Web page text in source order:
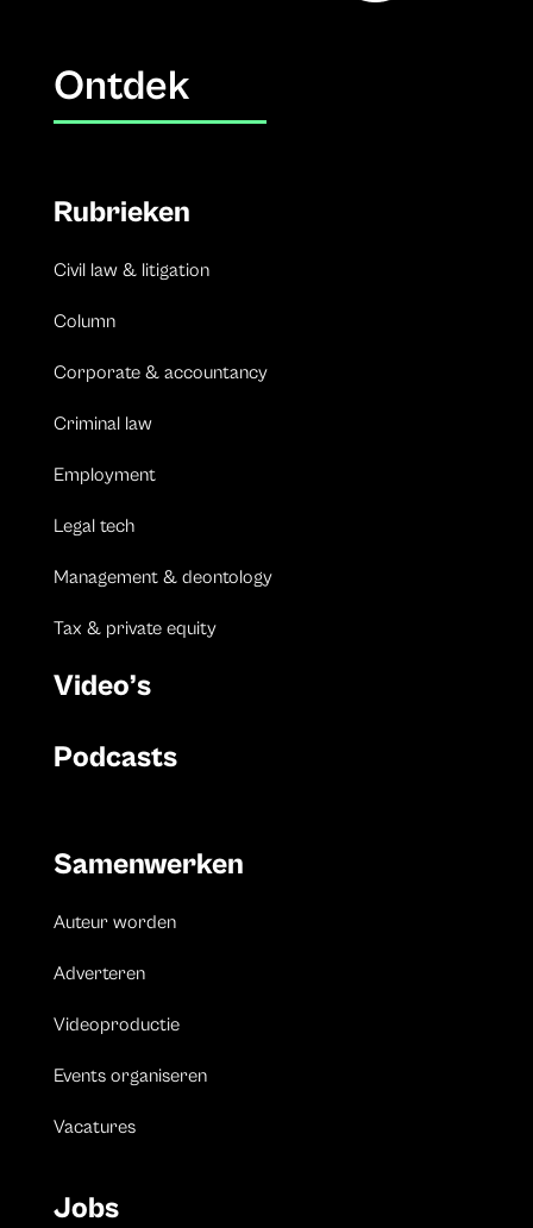
Ontdek
Rubrieken
Civil law & litigation
Column
Corporate & accountancy
Criminal law
Employment
Legal tech
Management & deontology
Tax & private equity
Video’s
Podcasts
Samenwerken
Auteur worden
Adverteren
Videoproductie
Events organiseren
Vacatures
Jobs